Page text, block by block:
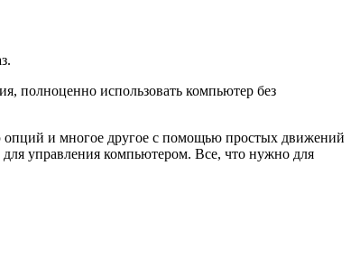
полноценно использовать компьютер без
опций и многое другое с помощью простых движений
для управления компьютером. Все, что нужно для